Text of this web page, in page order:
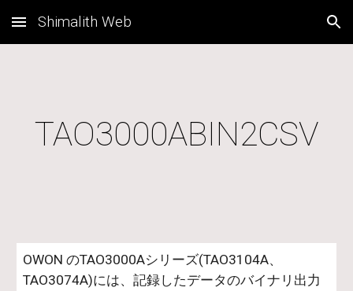
Skip to main content Skip to navigation
Shimalith Web
TAO3000ABIN2CSV
OWON のTAO3000Aシリーズ(TAO3104A、
TAO3074A)には、記録したデータのバイナリ出力